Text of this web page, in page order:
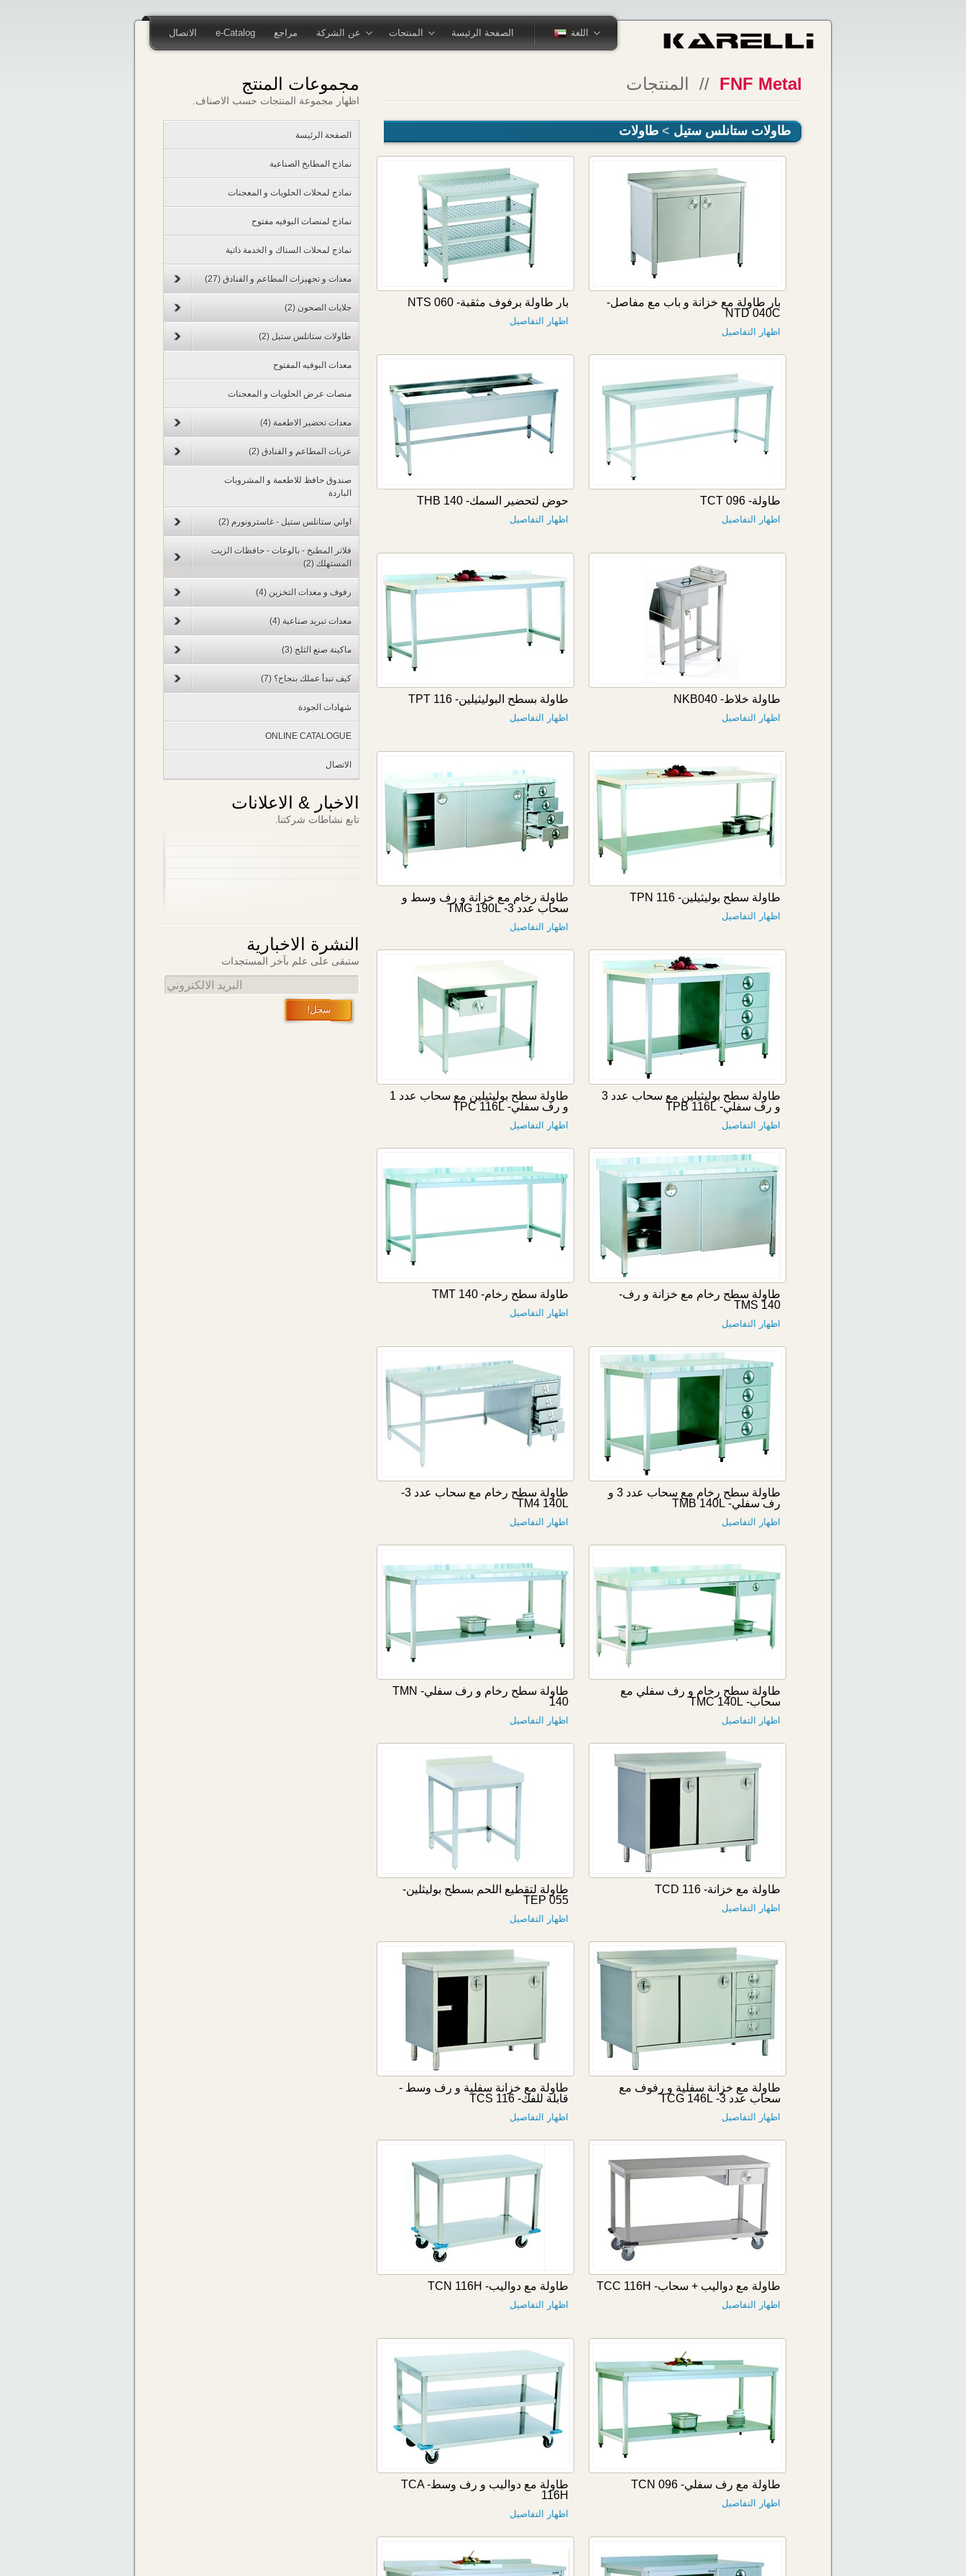
الصفحة الرئيسة المنتجات عن الشركة مراجع e-Catalog الاتصال اللغة
FNF Metal // المنتجات
طاولات ستانلس ستيل > طاولات
بار طاولة برفوف مثقبة- NTS 060
اظهار التفاصيل
بار طاولة مع خزانة و باب مع مفاصل-
NTD 040C
اظهار التفاصيل
حوض لتحضير السمك- THB 140
اظهار التفاصيل
طاولة- TCT 096
اظهار التفاصيل
طاولة بسطح البوليثيلين- TPT 116
اظهار التفاصيل
طاولة خلاط- NKB040
اظهار التفاصيل
طاولة رخام مع خزانة و رف وسط و
سحاب عدد 3- TMG 190L
اظهار التفاصيل
طاولة سطح بوليثيلين- TPN 116
اظهار التفاصيل
طاولة سطح بوليثيلين مع سحاب عدد 1
و رف سفلي- TPC 116L
اظهار التفاصيل
طاولة سطح بوليثيلين مع سحاب عدد 3
و رف سفلي- TPB 116L
اظهار التفاصيل
طاولة سطح رخام- TMT 140
اظهار التفاصيل
طاولة سطح رخام مع خزانة و رف-
TMS 140
اظهار التفاصيل
طاولة سطح رخام مع سحاب عدد 3-
TM4 140L
اظهار التفاصيل
طاولة سطح رخام مع سحاب عدد 3 و
رف سفلي- TMB 140L
اظهار التفاصيل
طاولة سطح رخام و رف سفلي- TMN
140
اظهار التفاصيل
طاولة سطح رخام و رف سفلي مع
سحاب- TMC 140L
اظهار التفاصيل
طاولة لتقطيع اللحم بسطح بوليثلين-
TEP 055
اظهار التفاصيل
طاولة مع خزانة- TCD 116
اظهار التفاصيل
طاولة مع خزانة سفلية و رف وسط -
قابلة للفك- TCS 116
اظهار التفاصيل
طاولة مع خزانة سفلية و رفوف مع
سحاب عدد 3- TCG 146L
اظهار التفاصيل
طاولة مع دواليب- TCN 116H
اظهار التفاصيل
طاولة مع دواليب + سحاب- TCC 116H
اظهار التفاصيل
طاولة مع دواليب و رف وسط- TCA
116H
اظهار التفاصيل
طاولة مع رف سفلي- TCN 096
اظهار التفاصيل
مجموعات المنتج
اظهار مجموعة المنتجات حسب الاصناف.
الصفحة الرئيسة
نماذج المطابخ الصناعية
نماذج لمحلات الحلويات و المعجنات
نماذج لمنصات البوفيه مفتوح
نماذج لمحلات السناك و الخدمة ذاتية
معدات و تجهيزات المطاعم و الفنادق (27)
جلايات الصحون (2)
طاولات ستانلس ستيل (2)
معدات البوفيه المفتوح
منصات عرض الحلويات و المعجنات
معدات تحضير الاطعمة (4)
عربات المطاعم و الفنادق (2)
صندوق حافظ للاطعمة و المشروبات
الباردة
اواني ستانلس ستيل - غاسترونورم (2)
فلاتر المطبخ - بالوعات - حافظات الزيت
المستهلك (2)
رفوف و معدات التخزين (4)
معدات تبريد صناعية (4)
ماكينة صنع الثلج (3)
كيف تبدأ عملك بنجاح؟ (7)
شهادات الجودة
ONLINE CATALOGUE
الاتصال
الاخبار & الاعلانات
تابع نشاطات شركتنا.
النشرة الاخبارية
ستبقى على علم بآخر المستجدات
البريد الالكتروني
سجل!